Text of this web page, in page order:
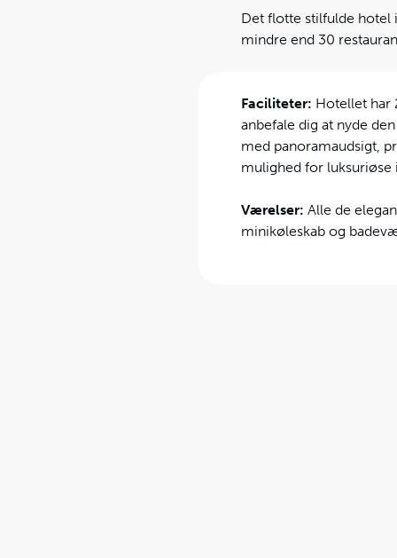
Det flotte stilfulde hotel
mindre end 30
Faciliteter: Hotellet har
anbefale dig at nyde
med panoramaudsigt,
mulighed for luksuriøse
Værelser: Alle de
minikøleskab og